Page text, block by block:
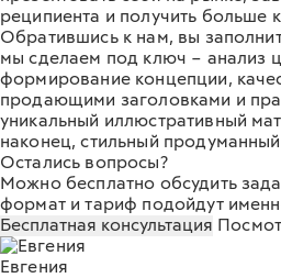
реципиента и получить больше
Обратившись к нам, вы
мы сделаем под ключ – анализ
формирование концепции,
продающими заголовками и
уникальный иллюстративный
наконец, стильный
Остались вопросы?
Можно бесплатно обсудить
формат и тариф подойдут
Бесплатная консультация
Евгения